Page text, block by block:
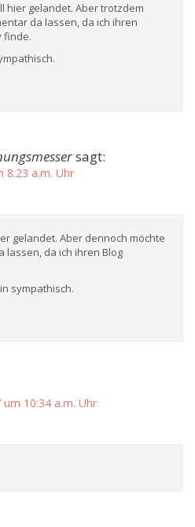
hier gelandet. Aber trotzdem
da lassen, da ich ihren
finde.
sagt:
8:23 a.m. Uhr
gelandet. Aber dennoch möchte
lassen, da ich ihren Blog
sympathisch.
um 10:34 a.m. Uhr